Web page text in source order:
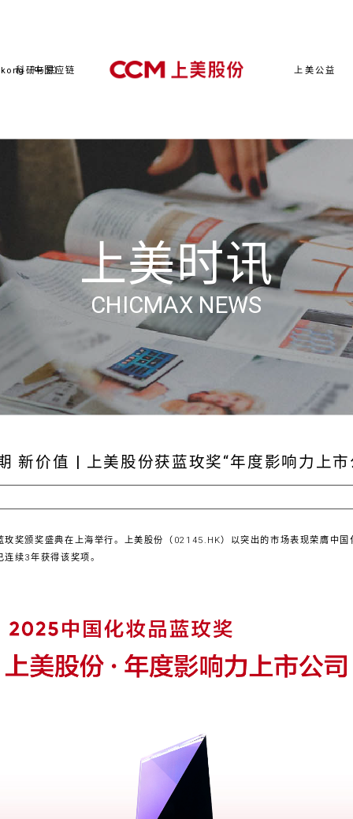
（中国）
科研与供应链 上美公益
上美时讯
CHICMAX NEWS
新价值 | 上美股份获蓝玫奖“年度影响力上市
奖颁奖盛典在上海举行。上美股份（02145.HK）以突出的市场表现荣膺中国
续3年获得该奖项。